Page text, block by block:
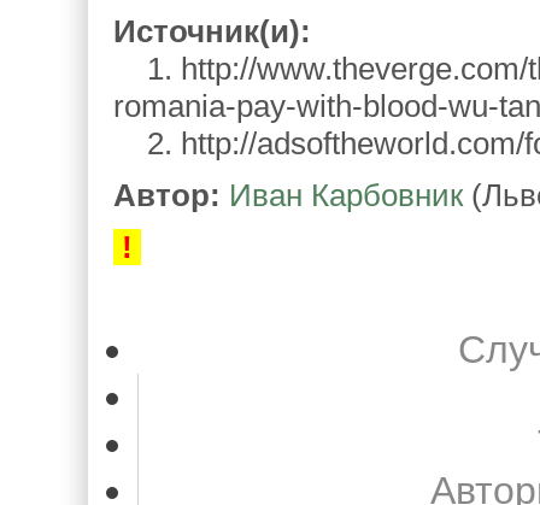
Источник(и):
1. http://www.theverge.com/
romania-pay-with-blood-wu-
2. http://adsoftheworld.com/
Автор: Иван Карбовник
!